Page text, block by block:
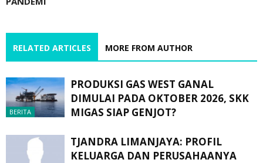
RELATED ARTICLES MORE FROM AUTHOR
BERITA
PRODUKSI GAS WEST GANAL
DIMULAI PADA OKTOBER 2026, SKK
MIGAS SIAP GENJOT?
TJANDRA LIMANJAYA: PROFIL
KELUARGA DAN PERUSAHAANYA